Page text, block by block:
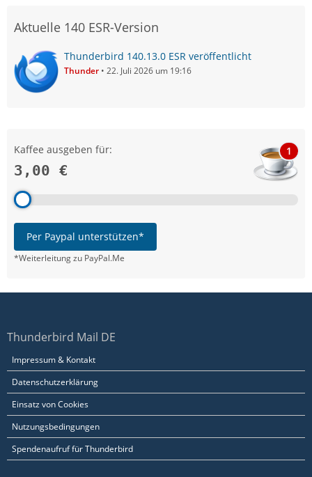
Aktuelle 140 ESR-Version
Thunderbird 140.13.0 ESR veröffentlicht
Thunder 22. Juli 2026 um 19:16
Kaffee ausgeben für:
3,00 €
1
Per Paypal unterstützen*
*Weiterleitung zu PayPal.Me
Thunderbird Mail DE
Impressum & Kontakt
Datenschutzerklärung
Einsatz von Cookies
Nutzungsbedingungen
Spendenaufruf für Thunderbird